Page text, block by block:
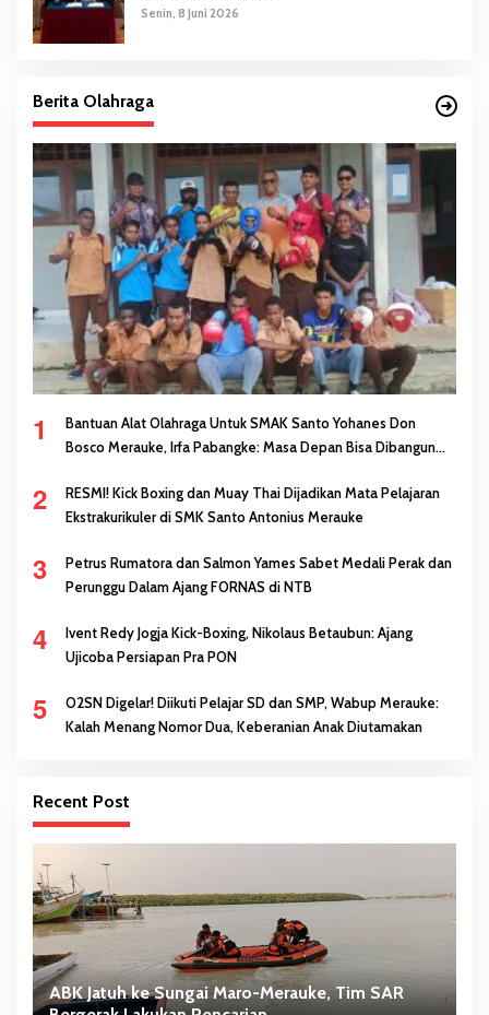
Senin, 8 Juni 2026
Berita Olahraga
1
Bantuan Alat Olahraga Untuk SMAK Santo Yohanes Don
Bosco Merauke, Irfa Pabangke: Masa Depan Bisa Dibangun
2
RESMI! Kick Boxing dan Muay Thai Dijadikan Mata Pelajaran
Ekstrakurikuler di SMK Santo Antonius Merauke
3
Petrus Rumatora dan Salmon Yames Sabet Medali Perak dan
Perunggu Dalam Ajang FORNAS di NTB
4
Ivent Redy Jogja Kick-Boxing, Nikolaus Betaubun: Ajang
Ujicoba Persiapan Pra PON
5
O2SN Digelar! Diikuti Pelajar SD dan SMP, Wabup Merauke:
Kalah Menang Nomor Dua, Keberanian Anak Diutamakan
Recent Post
ABK Jatuh ke Sungai Maro-Merauke, Tim SAR